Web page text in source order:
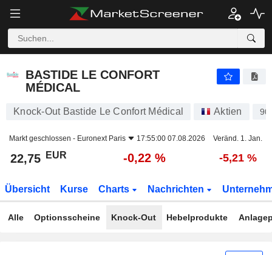
BASTIDE LE CONFORT
MÉDICAL
Knock-Out Bastide Le Confort Médical Aktien
Markt geschlossen - Euronext Paris 17:55:00 07.08.2026 Veränd. 1. Jan.
22,75 EUR -0,22 % -5,21 %
Übersicht Kurse Charts Nachrichten
Alle Optionsscheine Knock-Out Hebelprodukte